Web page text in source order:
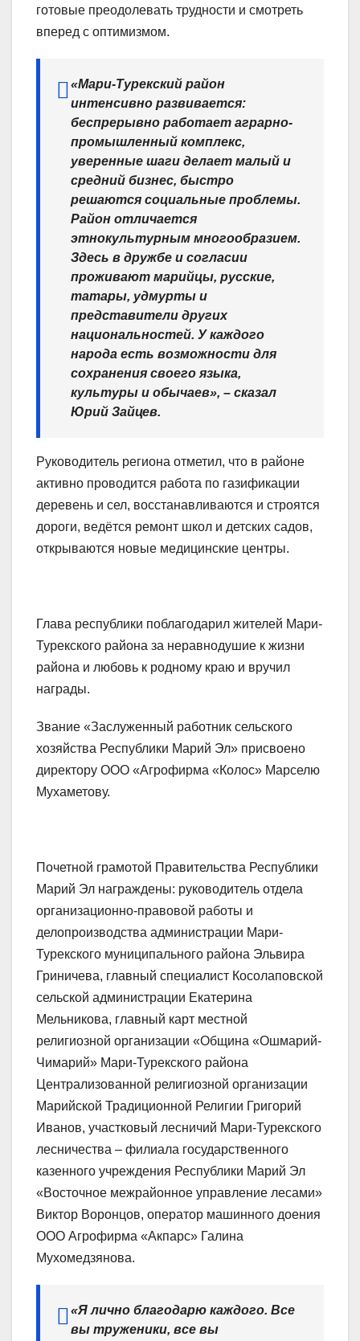
готовые преодолевать трудности и смотреть
вперед с оптимизмом.
«Мари-Турекский район
интенсивно развивается:
беспрерывно работает аграрно-
промышленный комплекс,
уверенные шаги делает малый и
средний бизнес, быстро
решаются социальные проблемы.
Район отличается
этнокультурным многообразием.
Здесь в дружбе и согласии
проживают марийцы, русские,
татары, удмурты и
представители других
национальностей. У каждого
народа есть возможности для
сохранения своего языка,
культуры и обычаев», – сказал
Юрий Зайцев.
Руководитель региона отметил, что в районе
активно проводится работа по газификации
деревень и сел, восстанавливаются и строятся
дороги, ведётся ремонт школ и детских садов,
открываются новые медицинские центры.
Глава республики поблагодарил жителей Мари-
Турекского района за неравнодушие к жизни
района и любовь к родному краю и вручил
награды.
Звание «Заслуженный работник сельского
хозяйства Республики Марий Эл» присвоено
директору ООО «Агрофирма «Колос» Марселю
Мухаметову.
Почетной грамотой Правительства Республики
Марий Эл награждены: руководитель отдела
организационно-правовой работы и
делопроизводства администрации Мари-
Турекского муниципального района Эльвира
Гриничева, главный специалист Косолаповской
сельской администрации Екатерина
Мельникова, главный карт местной
религиозной организации «Община «Ошмарий-
Чимарий» Мари-Турекского района
Централизованной религиозной организации
Марийской Традиционной Религии Григорий
Иванов, участковый лесничий Мари-Турекского
лесничества – филиала государственного
казенного учреждения Республики Марий Эл
«Восточное межрайонное управление лесами»
Виктор Воронцов, оператор машинного доения
ООО Агрофирма «Акпарс» Галина
Мухомедзянова.
«Я лично благодарю каждого. Все
вы труженики, все вы